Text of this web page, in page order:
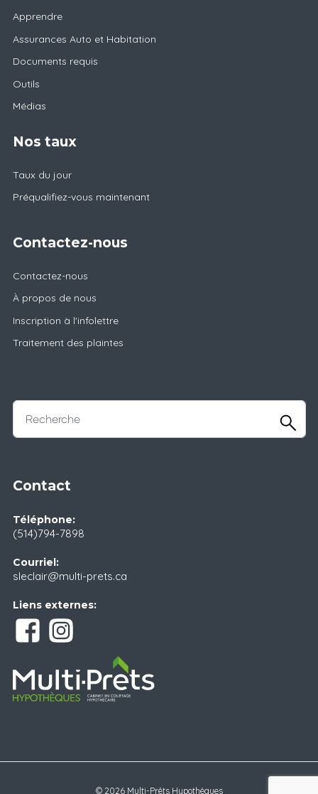
Apprendre
Assurances Auto et Habitation
Documents requis
Outils
Médias
Nos taux
Taux du jour
Préqualifiez-vous maintenant
Contactez-nous
Contactez-nous
À propos de nous
Inscription à l'infolettre
Traitement des plaintes
Contact
Téléphone:
(514)794-7898
Courriel:
sleclair@multi-prets.ca
Liens externes:
© 2026 Multi-Prêts Hypothèques